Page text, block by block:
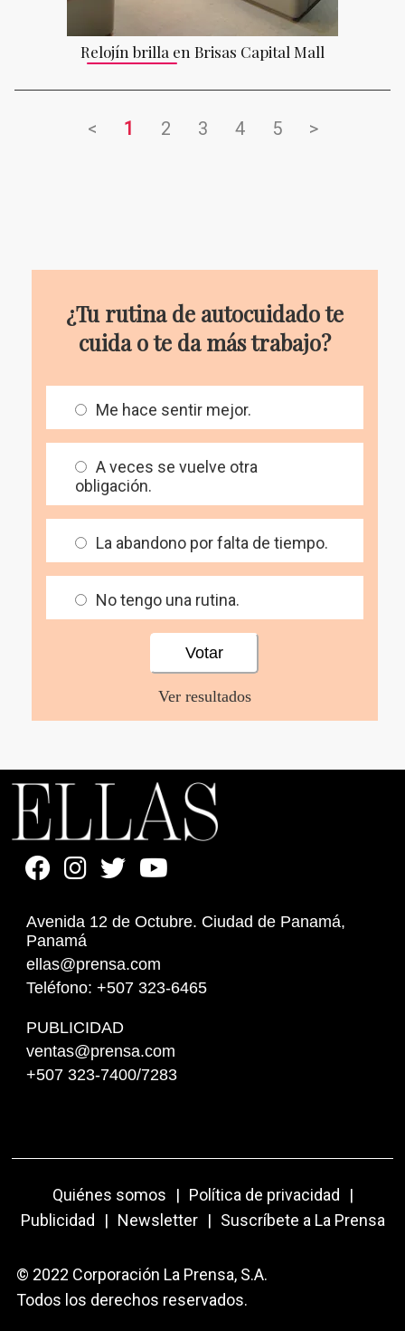
Relojín brilla en Brisas Capital Mall
< 1 2 3 4 5 >
¿Tu rutina de autocuidado te
cuida o te da más trabajo?
Me hace sentir mejor.
A veces se vuelve otra
obligación.
La abandono por falta de tiempo.
No tengo una rutina.
Ver resultados
Avenida 12 de Octubre. Ciudad de Panamá,
Panamá
ellas@prensa.com
Teléfono: +507 323-6465
PUBLICIDAD
ventas@prensa.com
+507 323-7400/7283
Quiénes somos | Política de privacidad
|
Publicidad
| Newsletter | Suscríbete a La Prensa
© 2022 Corporación La Prensa, S.A.
Todos los derechos reservados.